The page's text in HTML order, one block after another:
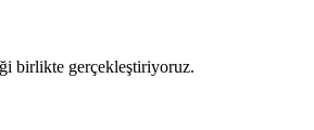
birlikte gerçekleştiriyoruz.